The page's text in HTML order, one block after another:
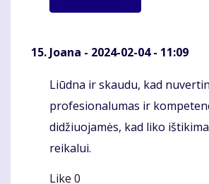
Joana - 2024-02-04 - 11:09
Komentaras
Liūdna ir skaudu, kad
profesionalumas ir
didžiuojamės, kad liko
reikalui.
Like 0